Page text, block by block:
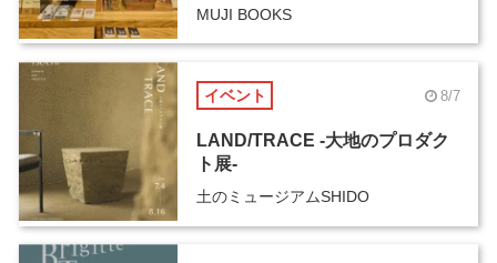
MUJI BOOKS
イベント 8/7
LAND/TRACE -大地のプロダク
ト展-
土のミュージアムSHIDO